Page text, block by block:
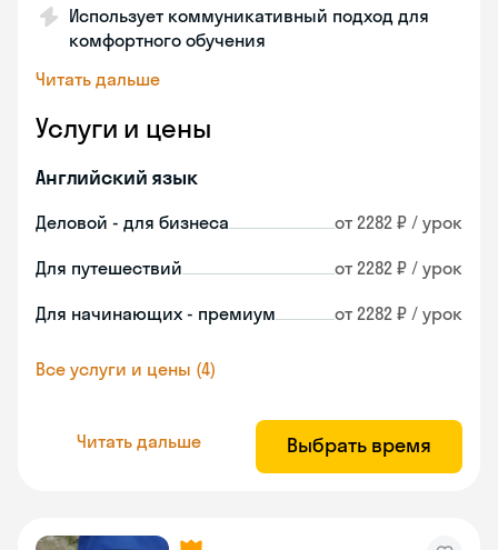
Использует коммуникативный подход для
комфортного обучения
Читать дальше
Услуги и цены
Английский язык
Деловой - для бизнеса от 2282 ₽ / урок
Для путешествий от 2282 ₽ / урок
Для начинающих - премиум от 2282 ₽ / урок
Все услуги и цены (4)
Читать дальше Выбрать время